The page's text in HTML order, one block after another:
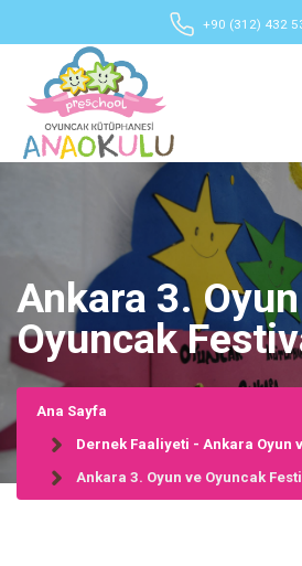
+90 (312) 432
Ankara 3.
Oyuncak
Ana Sayfa
Dernek Faaliyeti - Ankara Oyun
Ankara 3. Oyun ve Oyuncak